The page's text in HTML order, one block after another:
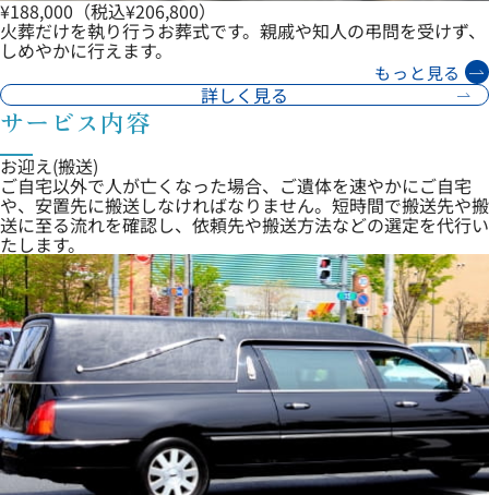
¥188,000 （税込¥206,800）
火葬だけを執り行うお葬式です。親戚や知人の弔問を受けず、
しめやかに行えます。
もっと見る
詳しく見る
サービス内容
お迎え(搬送)
ご自宅以外で人が亡くなった場合、ご遺体を速やかにご自宅
や、安置先に搬送しなければなりません。短時間で搬送先や搬
送に至る流れを確認し、依頼先や搬送方法などの選定を代行い
たします。